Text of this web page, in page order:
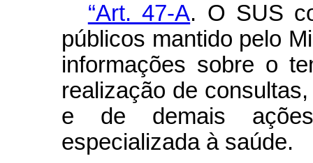
“Art. 47-A. O SUS
públicos mantido pelo
informações sobre o
realização de
e de demais
especializada à saúde.